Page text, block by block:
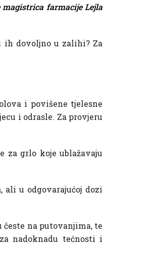
magistrica farmacije Lejla
ih dovoljno u zalihi? Za
i povišene tjelesne
i odrasle. Za provjeru
za grlo koje ublažavaju
ali u odgovarajućoj dozi
na putovanjima, te
nadoknadu tećnosti i